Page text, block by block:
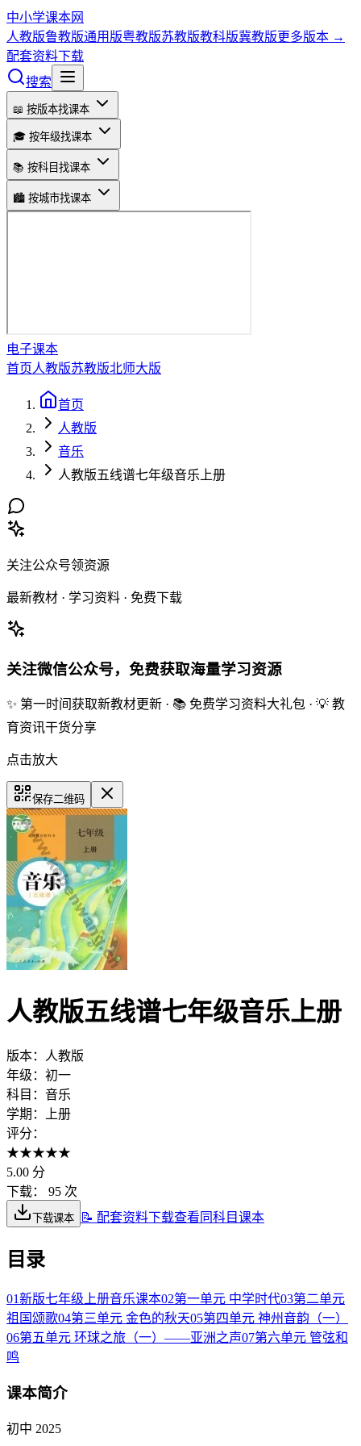
中小学课本网
人教版鲁教版通用版粤教版苏教版教科版冀教版更多版本 →
配套资料下载
搜索
📖 按版本找课本
🎓 按年级找课本
📚 按科目找课本
🏙️ 按城市找课本
电子课本
首页人教版苏教版北师大版
首页
人教版
音乐
人教版五线谱七年级音乐上册
关注公众号领资源
最新教材 · 学习资料 · 免费下载
关注微信公众号，免费获取海量学习资源
✨ 第一时间获取新教材更新 · 📚 免费学习资料大礼包 · 💡 教
育资讯干货分享
点击放大
保存二维码
人教版五线谱七年级音乐上册
版本：
人教版
年级： 初一
科目： 音乐
学期：
上册
评分：
★★★★★
5.00 分
下载：
95 次
下载课本 📝 配套资料下载查看同科目课本
目录
01新版七年级上册音乐课本02第一单元 中学时代03第二单元
祖国颂歌04第三单元 金色的秋天05第四单元 神州音韵（一）
06第五单元 环球之旅（一）——亚洲之声07第六单元 管弦和
鸣
课本简介
初中 2025